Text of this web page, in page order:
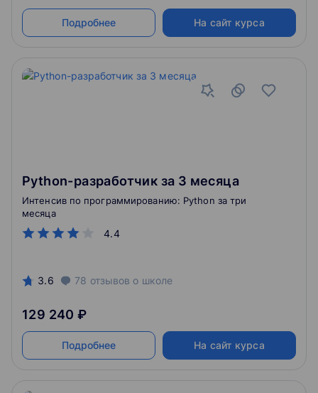
Подробнее На сайт курса
Python-разработчик за 3 месяца
4.4
Интенсив по программированию: Python за три
месяца
3.6 78 отзывов о школе
129 240 ₽
Подробнее На сайт курса